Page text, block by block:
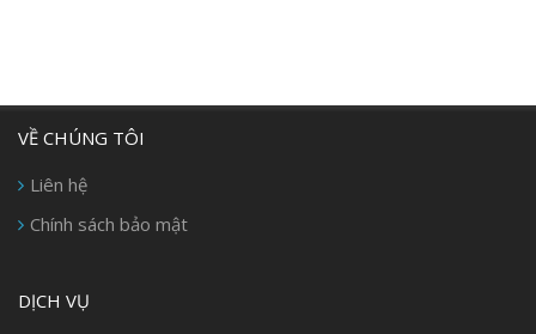
VỀ CHÚNG TÔI
Liên hệ
Chính sách bảo mật
DỊCH VỤ